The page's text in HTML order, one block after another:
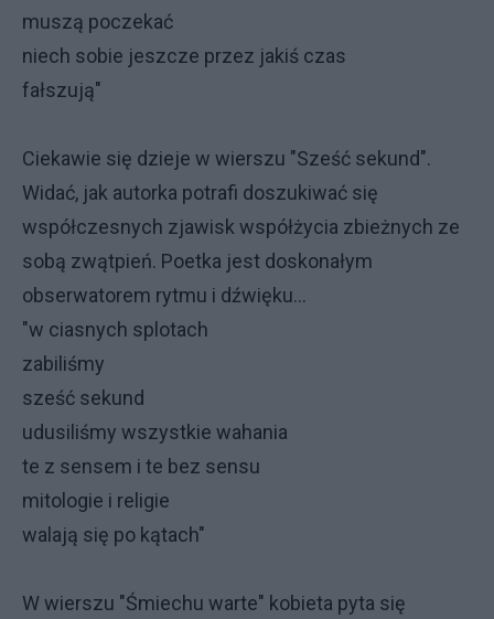
muszą poczekać
niech sobie jeszcze przez jakiś czas
fałszują"
Ciekawie się dzieje w wierszu "Sześć sekund".
Widać, jak autorka potrafi doszukiwać się
współczesnych zjawisk współżycia zbieżnych ze
sobą zwątpień. Poetka jest doskonałym
obserwatorem rytmu i dźwięku...
"w ciasnych splotach
zabiliśmy
sześć sekund
udusiliśmy wszystkie wahania
te z sensem i te bez sensu
mitologie i religie
walają się po kątach"
W wierszu "Śmiechu warte" kobieta pyta się